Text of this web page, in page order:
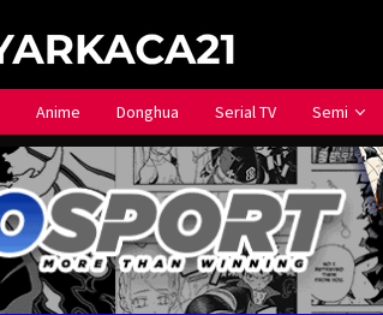
Anime Donghua Serial TV Semi